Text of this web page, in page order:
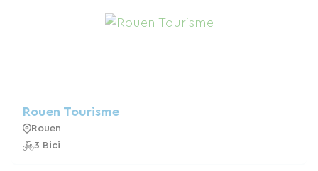
Rouen Tourisme
Rouen
3 Bici